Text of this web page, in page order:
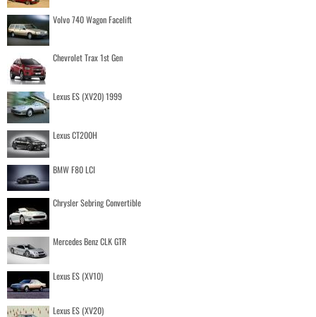
Volvo 740 Wagon Facelift
Chevrolet Trax 1st Gen
Lexus ES (XV20) 1999
Lexus CT200H
BMW F80 LCI
Chrysler Sebring Convertible
Mercedes Benz CLK GTR
Lexus ES (XV10)
Lexus ES (XV20)